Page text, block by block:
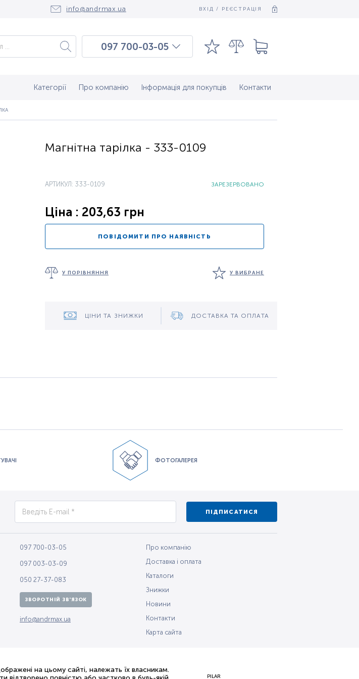
info@andrmax.ua ВХІД / РЕЄСТРАЦІЯ
097 700-03-05
097 003-03-09
Категорії Про компанію Інформація для покупців Контакти
ДЗЕРКАЛА, СВІТИЛЬНИКИ, ЛЕЩАТА, МОНТУВАННЯ...)
Магнітна тарілка - 333-0109
АРТИКУЛ: 333-0109 ЗАРЕЗЕРВОВАНО
Ціна : 203,63 грн
ПОВІДОМИТИ ПРО НАЯВНІСТЬ
У ПОРІВНЯННЯ У ВИБРАНЕ
ЦІНИ ТА ЗНИЖКИ ДОСТАВКА ТА ОПЛАТА
ФОТОГАЛЕРЕЯ
ПІДПИСАТИСЯ
097 700-03-05
097 003-03-09
050 27-37-083
ЗВОРОТНІЙ ЗВ'ЯЗОК
info@andrmax.ua
Про компанію
Доставка і оплата
Каталоги
Знижки
Новини
Контакти
Карта сайта
на цьому сайті, належать їх власникам.
PILAR